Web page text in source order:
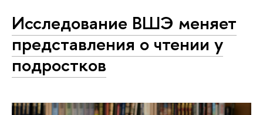
Исследование ВШЭ меняет
представления о чтении у
подростков